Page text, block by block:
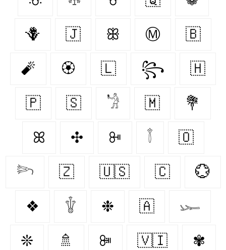
🪻 🇯‌ ꕥ Ⓜ 🇧‌
🧨 🏵 🇱‌ ꧂ 🇭‌
🇵‌ 🇸‌ 𓁋 🇲‌ 💐
ꕤ ✣ ꔻ 𓇕 🇴‌
𓆸 🇿‌ 🇺🇸 🇨‌ 💮
❖ 𓇚 ❉ 🇦‌ 𓆱
❊ 🚿 ꔼ 🇻🇮 ✾